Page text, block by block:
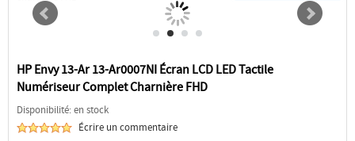
HP Envy 13-Ar 13-Ar0007NI Écran LCD LED Tactile
Numériseur Complet Charnière FHD
Disponibilité: en stock
Écrire un commentaire